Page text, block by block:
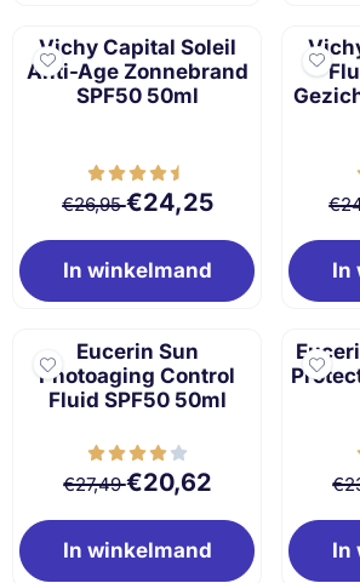
Vichy Capital Soleil
Anti-Age Zonnebrand
SPF50 50ml
Van 26,95 voor 24,25
€26,95€24,25
In winkelmand In
Eucerin Sun
Photoaging Control
Fluid SPF50 50ml
Van 27,49 voor 20,62
€27,49€20,62
In winkelmand In